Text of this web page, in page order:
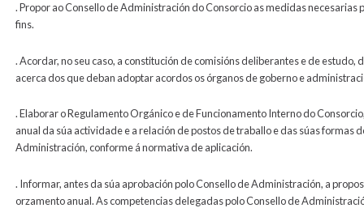
. Propor ao Consello de Administración do Consorcio as medidas
fins.
. Acordar, no seu caso, a constitución de comisións deliberantes e de
acerca dos que deban adoptar acordos os órganos de goberno e
. Elaborar o Regulamento Orgánico e de Funcionamento Interno do
anual da súa actividade e a relación de postos de traballo e das súas formas
Administración, conforme á normativa de aplicación.
. Informar, antes da súa aprobación polo Consello de Administración, a
orzamento anual. As competencias delegadas polo Consello de